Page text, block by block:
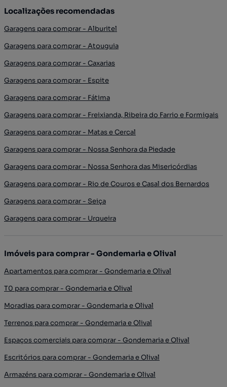
Localizações recomendadas
Garagens para comprar - Alburitel
Garagens para comprar - Atouguia
Garagens para comprar - Caxarias
Garagens para comprar - Espite
Garagens para comprar - Fátima
Garagens para comprar - Freixianda, Ribeira do Farrio e Formigais
Garagens para comprar - Matas e Cercal
Garagens para comprar - Nossa Senhora da Piedade
Garagens para comprar - Nossa Senhora das Misericórdias
Garagens para comprar - Rio de Couros e Casal dos Bernardos
Garagens para comprar - Seiça
Garagens para comprar - Urqueira
Imóveis para comprar - Gondemaria e Olival
Apartamentos para comprar - Gondemaria e Olival
T0 para comprar - Gondemaria e Olival
Moradias para comprar - Gondemaria e Olival
Terrenos para comprar - Gondemaria e Olival
Espaços comerciais para comprar - Gondemaria e Olival
Escritórios para comprar - Gondemaria e Olival
Armazéns para comprar - Gondemaria e Olival